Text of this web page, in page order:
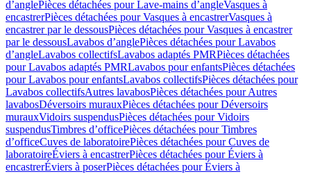
d’anglePièces détachées pour Lave-mains d’angleVasques à
encastrerPièces détachées pour Vasques à encastrerVasques à
encastrer par le dessousPièces détachées pour Vasques à encastrer
par le dessousLavabos d’anglePièces détachées pour Lavabos
d’angleLavabos collectifsLavabos adaptés PMRPièces détachées
pour Lavabos adaptés PMRLavabos pour enfantsPièces détachées
pour Lavabos pour enfantsLavabos collectifsPièces détachées pour
Lavabos collectifsAutres lavabosPièces détachées pour Autres
lavabosDéversoirs murauxPièces détachées pour Déversoirs
murauxVidoirs suspendusPièces détachées pour Vidoirs
suspendusTimbres dʼofficePièces détachées pour Timbres
dʼofficeCuves de laboratoirePièces détachées pour Cuves de
laboratoireÉviers à encastrerPièces détachées pour Éviers à
encastrerÉviers à poserPièces détachées pour Éviers à